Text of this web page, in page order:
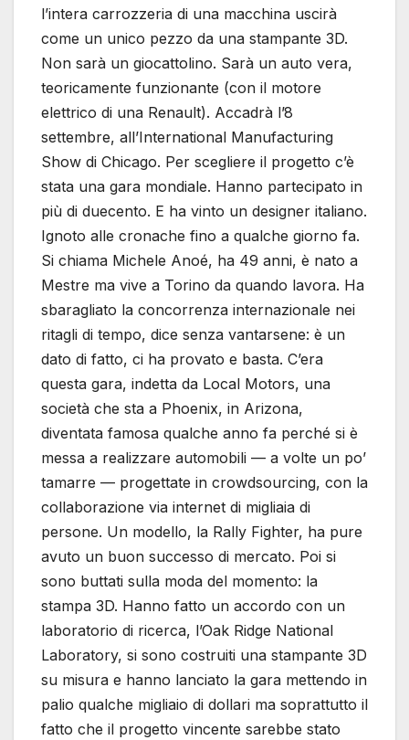
l’intera carrozzeria di una macchina uscirà
come un unico pezzo da una stampante 3D.
Non sarà un giocattolino. Sarà un auto vera,
teoricamente funzionante (con il motore
elettrico di una Renault). Accadrà l’8
settembre, all’International Manufacturing
Show di Chicago. Per scegliere il progetto c’è
stata una gara mondiale. Hanno partecipato in
più di duecento. E ha vinto un designer italiano.
Ignoto alle cronache fino a qualche giorno fa.
Si chiama Michele Anoé, ha 49 anni, è nato a
Mestre ma vive a Torino da quando lavora. Ha
sbaragliato la concorrenza internazionale nei
ritagli di tempo, dice senza vantarsene: è un
dato di fatto, ci ha provato e basta. C’era
questa gara, indetta da Local Motors, una
società che sta a Phoenix, in Arizona,
diventata famosa qualche anno fa perché si è
messa a realizzare automobili — a volte un po’
tamarre — progettate in crowdsourcing, con la
collaborazione via internet di migliaia di
persone. Un modello, la Rally Fighter, ha pure
avuto un buon successo di mercato. Poi si
sono buttati sulla moda del momento: la
stampa 3D. Hanno fatto un accordo con un
laboratorio di ricerca, l’Oak Ridge National
Laboratory, si sono costruiti una stampante 3D
su misura e hanno lanciato la gara mettendo in
palio qualche migliaio di dollari ma soprattutto il
fatto che il progetto vincente sarebbe stato